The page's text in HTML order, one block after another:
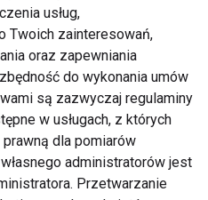
rozgrzewające dania z
bakaliami
ze
usług,
Twoich zainteresowań,
oraz zapewniania
do wykonania umów
są zazwyczaj regulaminy
w usługach, z których
dla pomiarów
administratorów jest
Przetwarzanie